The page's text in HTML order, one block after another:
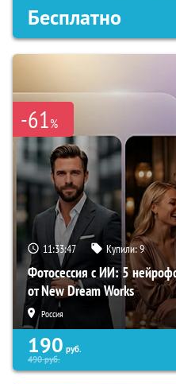
Бесплатно
-61%
11:33:46 Купили:9
Фотосессия с ИИ: 5
от New Dream Works
Россия
190 руб.
490руб.